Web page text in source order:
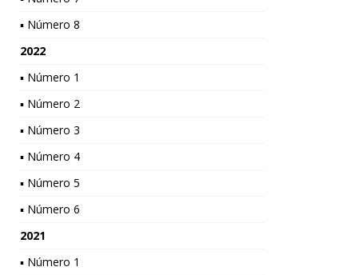
▪ Número 8
2022
▪ Número 1
▪ Número 2
▪ Número 3
▪ Número 4
▪ Número 5
▪ Número 6
2021
▪ Número 1